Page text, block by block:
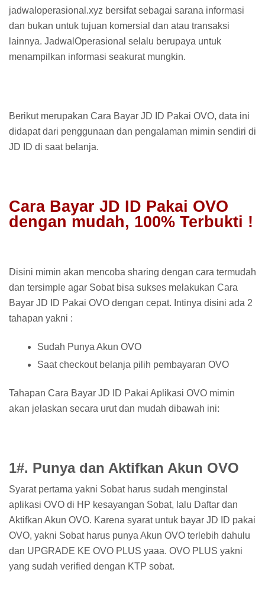
jadwaloperasional.xyz bersifat sebagai sarana informasi
dan bukan untuk tujuan komersial dan atau transaksi
lainnya. JadwalOperasional selalu berupaya untuk
menampilkan informasi seakurat mungkin.
Berikut merupakan Cara Bayar JD ID Pakai OVO, data ini
didapat dari penggunaan dan pengalaman mimin sendiri di
JD ID di saat belanja.
Cara Bayar JD ID Pakai OVO
dengan mudah, 100% Terbukti !
Disini mimin akan mencoba sharing dengan cara termudah
dan tersimple agar Sobat bisa sukses melakukan Cara
Bayar JD ID Pakai OVO dengan cepat. Intinya disini ada 2
tahapan yakni :
Sudah Punya Akun OVO
Saat checkout belanja pilih pembayaran OVO
Tahapan Cara Bayar JD ID Pakai Aplikasi OVO mimin
akan jelaskan secara urut dan mudah dibawah ini:
1#. Punya dan Aktifkan Akun OVO
Syarat pertama yakni Sobat harus sudah menginstal
aplikasi OVO di HP kesayangan Sobat, lalu Daftar dan
Aktifkan Akun OVO. Karena syarat untuk bayar JD ID pakai
OVO, yakni Sobat harus punya Akun OVO terlebih dahulu
dan UPGRADE KE OVO PLUS yaaa. OVO PLUS yakni
yang sudah verified dengan KTP sobat.